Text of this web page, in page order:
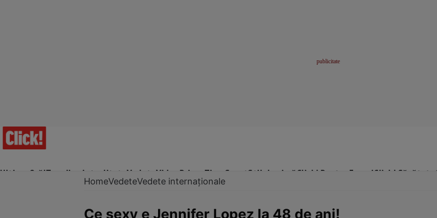
Ultima Oră!Trending Actualitate Vedete Video Prime Time SportStil de viațăClick! Pentru FemeiClick! Sănătate
HomeVedeteVedete internaționale
Ce sexy e Jennifer Lopez la 48 de ani!